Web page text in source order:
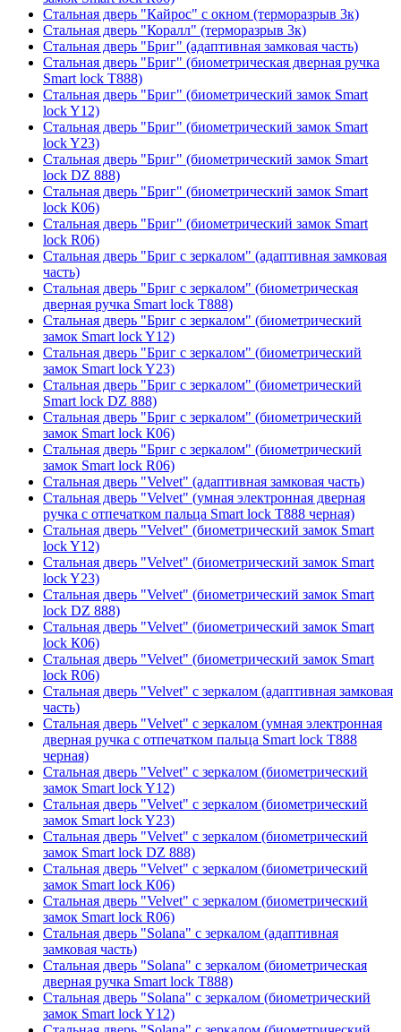
Стальная дверь "Кайрос" с окном (терморазрыв 3к)
Стальная дверь "Коралл" (терморазрыв 3к)
Стальная дверь "Бриг" (адаптивная замковая часть)
Стальная дверь "Бриг" (биометрическая дверная ручка
Smart lock T888)
Стальная дверь "Бриг" (биометрический замок Smart
lock Y12)
Стальная дверь "Бриг" (биометрический замок Smart
lock Y23)
Стальная дверь "Бриг" (биометрический замок Smart
lock DZ 888)
Стальная дверь "Бриг" (биометрический замок Smart
lock К06)
Стальная дверь "Бриг" (биометрический замок Smart
lock R06)
Стальная дверь "Бриг с зеркалом" (адаптивная замковая
часть)
Стальная дверь "Бриг с зеркалом" (биометрическая
дверная ручка Smart lock T888)
Стальная дверь "Бриг с зеркалом" (биометрический
замок Smart lock Y12)
Стальная дверь "Бриг с зеркалом" (биометрический
замок Smart lock Y23)
Стальная дверь "Бриг с зеркалом" (биометрический
Smart lock DZ 888)
Стальная дверь "Бриг с зеркалом" (биометрический
замок Smart lock К06)
Стальная дверь "Бриг с зеркалом" (биометрический
замок Smart lock R06)
Стальная дверь "Velvet" (адаптивная замковая часть)
Стальная дверь "Velvet" (умная электронная дверная
ручка с отпечатком пальца Smart lock T888 черная)
Стальная дверь "Velvet" (биометрический замок Smart
lock Y12)
Стальная дверь "Velvet" (биометрический замок Smart
lock Y23)
Стальная дверь "Velvet" (биометрический замок Smart
lock DZ 888)
Стальная дверь "Velvet" (биометрический замок Smart
lock К06)
Стальная дверь "Velvet" (биометрический замок Smart
lock R06)
Стальная дверь "Velvet" с зеркалом (адаптивная замковая
часть)
Стальная дверь "Velvet" с зеркалом (умная электронная
дверная ручка с отпечатком пальца Smart lock T888
черная)
Стальная дверь "Velvet" с зеркалом (биометрический
замок Smart lock Y12)
Стальная дверь "Velvet" с зеркалом (биометрический
замок Smart lock Y23)
Стальная дверь "Velvet" с зеркалом (биометрический
замок Smart lock DZ 888)
Стальная дверь "Velvet" с зеркалом (биометрический
замок Smart lock К06)
Стальная дверь "Velvet" с зеркалом (биометрический
замок Smart lock R06)
Стальная дверь "Solana" с зеркалом (адаптивная
замковая часть)
Стальная дверь "Solana" с зеркалом (биометрическая
дверная ручка Smart lock T888)
Стальная дверь "Solana" с зеркалом (биометрический
замок Smart lock Y12)